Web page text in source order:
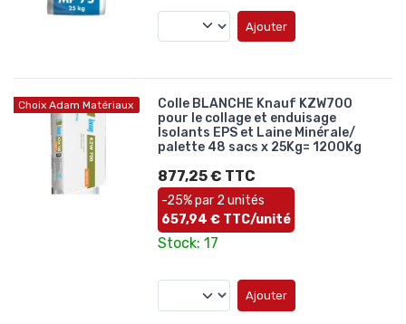
Ajouter
Choix Adam Matériaux
Colle BLANCHE Knauf KZW700
pour le collage et enduisage
Isolants EPS et Laine Minérale/
palette 48 sacs x 25Kg= 1200Kg
877,25 € TTC
-25% par 2 unités
657,94 € TTC/unité
Stock: 17
Ajouter